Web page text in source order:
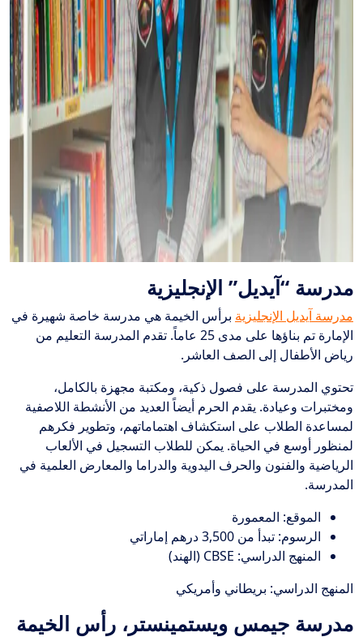
مدرسة “آيديل” الإنجليزية
مدرسة آيديل الإنجليزية برأس الخيمة هي مدرسة خاصة شهيرة في
الإمارة تم بناؤها على مدى 25 عاماً. تقدم المدرسة التعليم من
رياض الأطفال إلى الصف العاشر.
تحتوي المدرسة على فصول ذكية، ومكتبة مجهزة بالكامل،
ومختبرات وعيادة. يقدم الحرم أيضاً العديد من الأنشطة اللاصفية
لمساعدة الطلاب على استكشاف اهتماماتهم، وتطوير فكرهم
لمنظور أوسع في الحياة. يمكن للطلاب التسجيل في الألعاب
الرياضية والفنون والحرف اليدوية والدراما والمعارض العلمية في
المدرسة.
الموقع: المعمورة
الرسوم: تبدأ من 3,500 درهم إماراتي
المنهج الدراسي: CBSE (الهند)
المنهج الدراسي: بريطاني وأمريكي
مدرسة جيمس ويستمينستر، رأس الخيمة